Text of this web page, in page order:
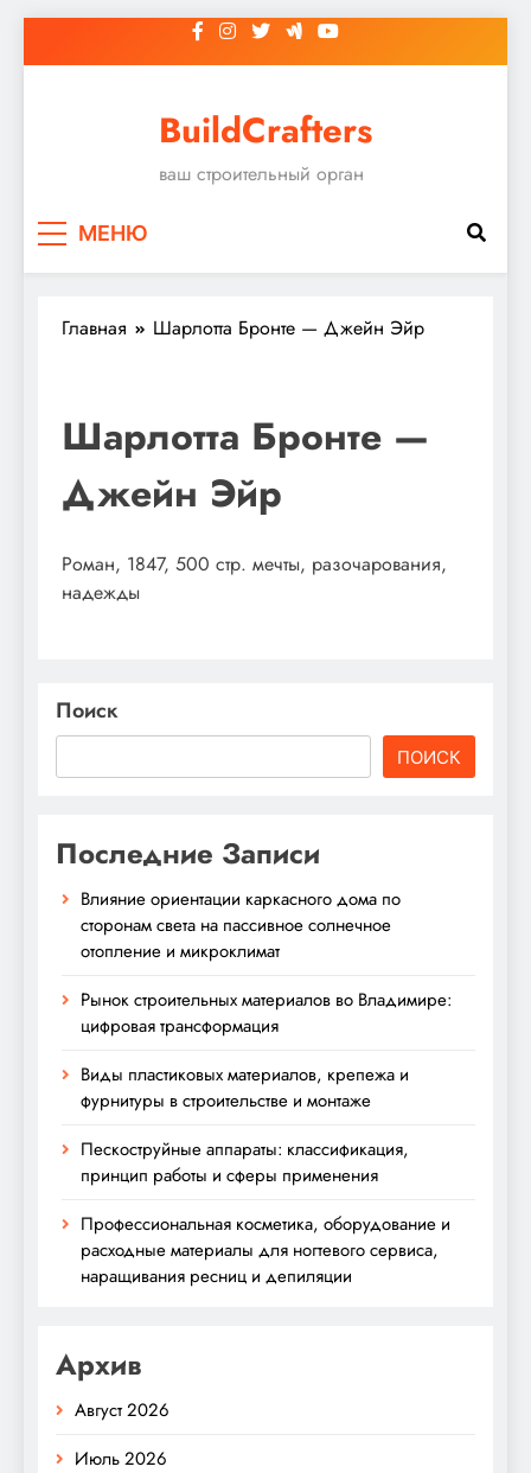
к
BuildCrafters
ваш строительный орган
МЕНЮ
Главная Шарлотта Бронте — Джейн Эйр
Шарлотта Бронте —
Джейн Эйр
Роман, 1847, 500 стр. мечты, разочарования,
надежды
Поиск
ПОИСК
Последние Записи
Влияние ориентации каркасного дома по
сторонам света на пассивное солнечное
отопление и микроклимат
Рынок строительных материалов во Владимире:
цифровая трансформация
Виды пластиковых материалов, крепежа и
фурнитуры в строительстве и монтаже
Пескоструйные аппараты: классификация,
принцип работы и сферы применения
Профессиональная косметика, оборудование и
расходные материалы для ногтевого сервиса,
наращивания ресниц и депиляции
Архив
Август 2026
Июль 2026